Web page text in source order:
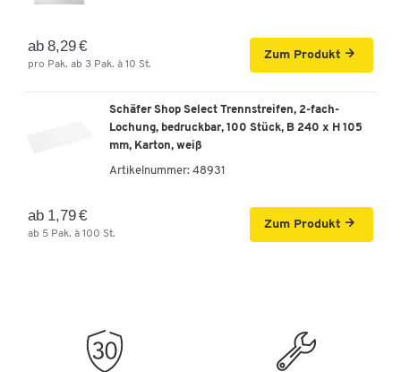
ab 8,29 €
pro Pak. ab 3 Pak. à 10 St.
Zum Produkt
Schäfer Shop Select Trennstreifen, 2-fach-
Lochung, bedruckbar, 100 Stück, B 240 x H 105
mm, Karton, weiß
Artikelnummer: 48931
ab 1,79 €
ab 5 Pak. à 100 St.
Zum Produkt